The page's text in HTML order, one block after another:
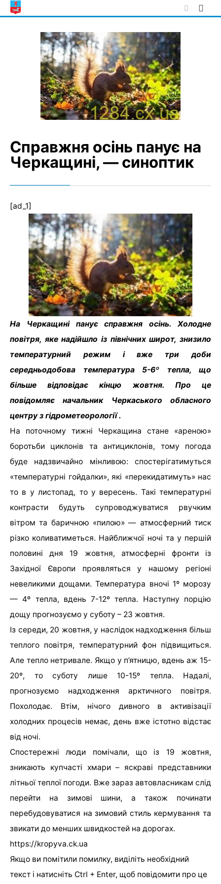
Skip
to
Справжня осінь панує на
Черкащині, — синоптик
[ad_1]
На Черкащині панує справжня осінь. Холодне
повітря, яке надійшло із північних широт, знизило
температурний режим і вже три доби
середньодобова температура 5-6º тепла, що
більше відповідає кінцю жовтня. Про це
повідомляє начальник Черкаського обласного
центру з гідрометеорології .
На поточному тижні Черкащина стане «ареною»
боротьби циклонів та антициклонів, тому погода
буде надзвичайно мінливою: спостерігатимуться
«температурні гойдалки», які «перекидатимуть» нас
то в у листопад, то у вересень. Такі температурні
контрасти будуть супроводжуватися рвучким
вітром та баричною «пилою» — атмосферний тиск
різко коливатиметься. Найближчої ночі та у першій
половині дня 19 жовтня, атмосферні фронти із
Західної Європи проявляться у нашому регіоні
невеликими дощами. Температура вночі 1º морозу
— 4º тепла, вдень 7-12º тепла. Наступну порцію
дощу прогнозуємо у суботу – 23 жовтня.
Із середи, 20 жовтня, у наслідок надходження більш
теплого повітря, температурний фон підвищиться.
Але тепло нетривале. Якщо у п’ятницю, вдень аж 15-
20º, то суботу лише 10-15º тепла. Надалі,
прогнозуємо надходження арктичного повітря.
Похолодає. Втім, нічого дивного в активізації
холодних процесів немає, день вже істотно відстає
від ночі.
Спостережні люди помічали, що із 19 жовтня,
зникають купчасті хмари – яскраві представники
літньої теплої погоди. Вже зараз автовласникам слід
перейти на зимові шини, а також починати
перебудовуватися на зимовий стиль кермування та
звикати до менших швидкостей на дорогах.
https://kropyva.ck.ua
Якщо ви помітили помилку, виділіть необхідний
текст і натисніть Ctrl + Enter, щоб повідомити про це